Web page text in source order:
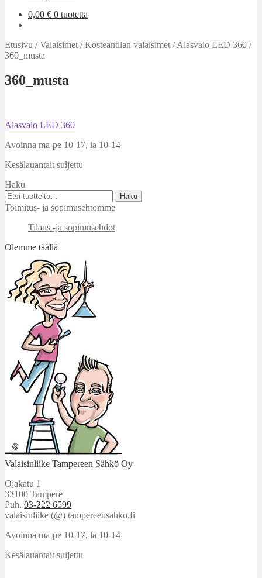
0,00 € 0 tuotetta
Etusivu /Valaisimet /Kosteantilan valaisimet /Alasvalo LED 360 /
360_musta
360_musta
Artikkelien
selaus
Edellinen
Alasvalo LED 360
Avoinna ma-pe 10-17, la 10-14
Kesälauantait suljettu
Haku
Etsi:
Haku
Toimitus- ja sopimusehtomme
Tilaus -ja sopimusehdot
Olemme täällä
Valaisinliike Tampereen Sähkö Oy
Ojakatu 1
33100 Tampere
Puh. 03-222 6599
valaisinliike (@) tampereensahko.fi
Avoinna ma-pe 10-17, la 10-14
Kesälauantait suljettu